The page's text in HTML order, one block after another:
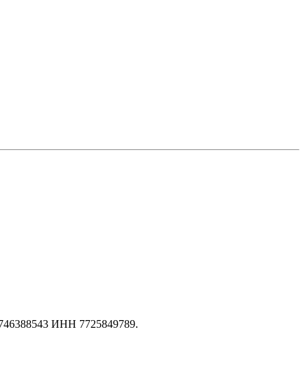
ИНН 7725849789.